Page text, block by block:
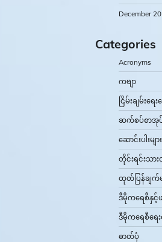
December
Categories
Acronyms
ကဗျာ
ငြိမ်းချမ်းရ
ဆက်စပ်စာအုပ်
ဆောင်းပါးများ
တိုင်းရင်းသာ
ထုတ်ပြန်ချက်မ
ဒီမိုကရေစီနှင့်
ဒီမိုကရေစီရေး
ဓာတ်ပုံ